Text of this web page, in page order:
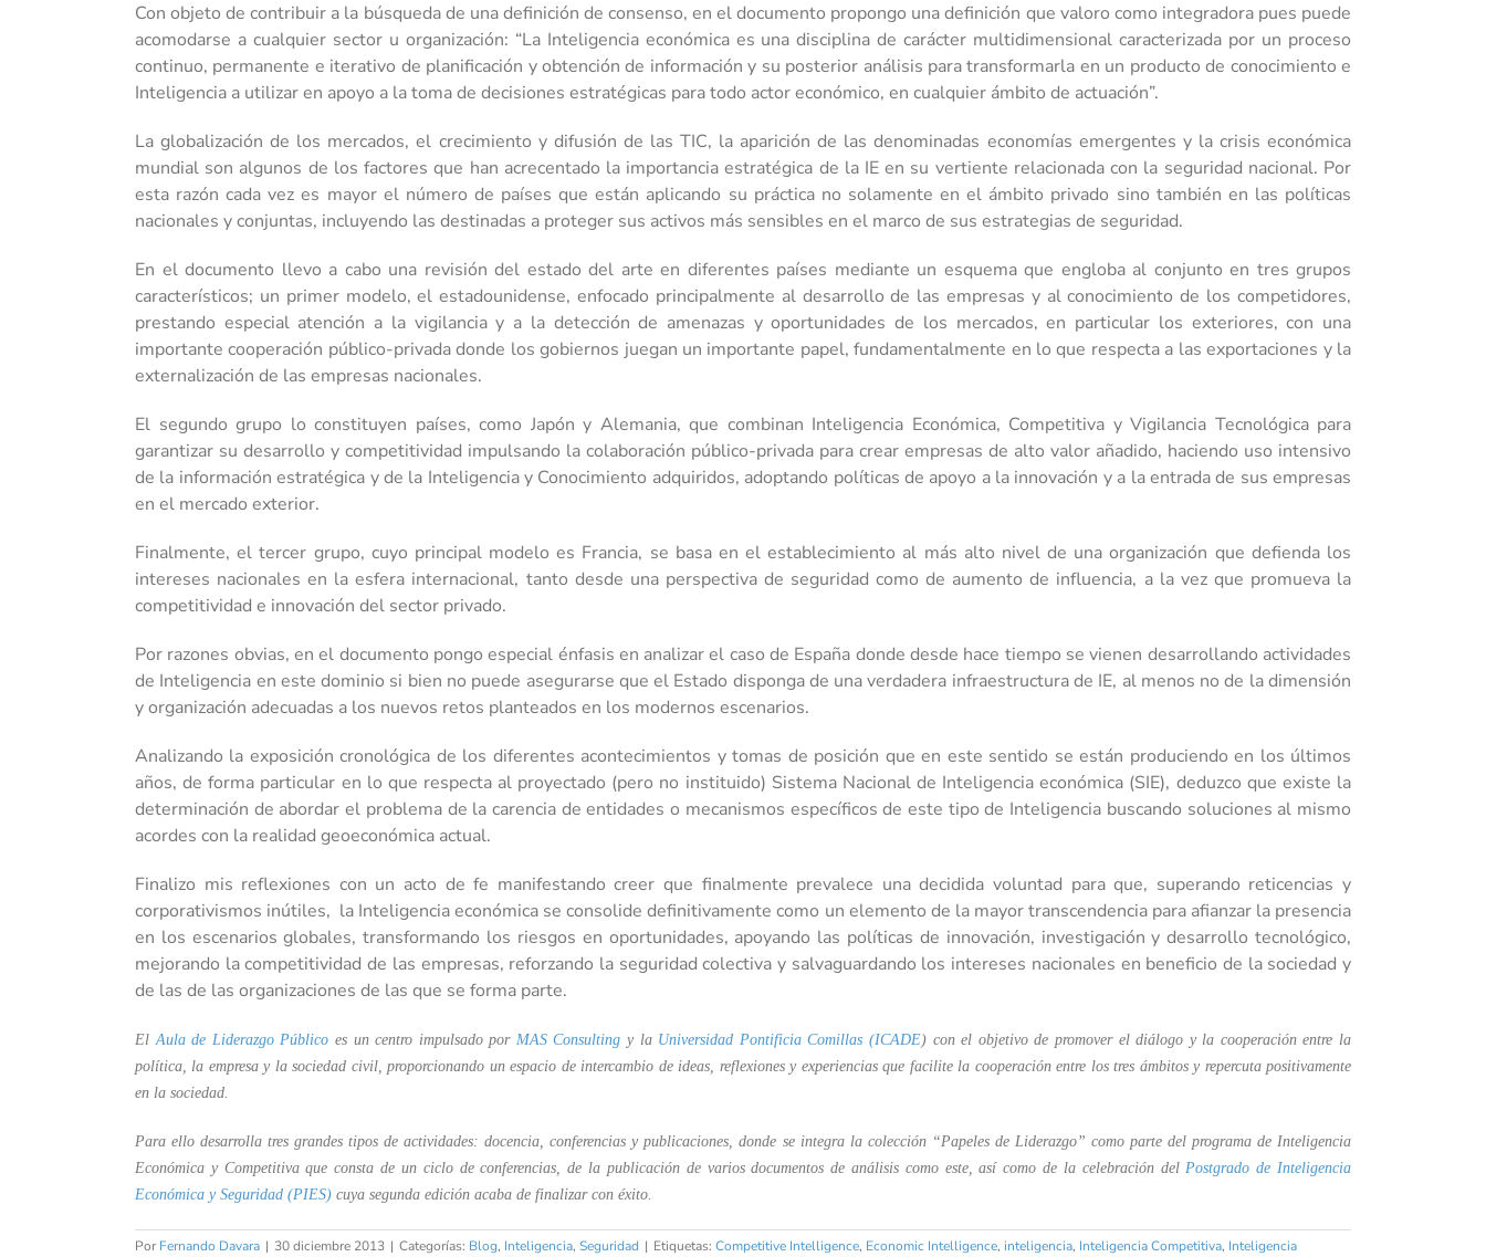
Con objeto de contribuir a la búsqueda de una definición de consenso, en el documento propongo una definición que valoro como integradora pues puede
acomodarse a cualquier sector u organización: “La Inteligencia económica es una disciplina de carácter multidimensional caracterizada por un proceso
continuo, permanente e iterativo de planificación y obtención de información y su posterior análisis para transformarla en un producto de conocimiento e
Inteligencia a utilizar en apoyo a la toma de decisiones estratégicas para todo actor económico, en cualquier ámbito de actuación”.
La globalización de los mercados, el crecimiento y difusión de las TIC, la aparición de las denominadas economías emergentes y la crisis económica
mundial son algunos de los factores que han acrecentado la importancia estratégica de la IE en su vertiente relacionada con la seguridad nacional. Por
esta razón cada vez es mayor el número de países que están aplicando su práctica no solamente en el ámbito privado sino también en las políticas
nacionales y conjuntas, incluyendo las destinadas a proteger sus activos más sensibles en el marco de sus estrategias de seguridad.
En el documento llevo a cabo una revisión del estado del arte en diferentes países mediante un esquema que engloba al conjunto en tres grupos
característicos; un primer modelo, el estadounidense, enfocado principalmente al desarrollo de las empresas y al conocimiento de los competidores,
prestando especial atención a la vigilancia y a la detección de amenazas y oportunidades de los mercados, en particular los exteriores, con una
importante cooperación público-privada donde los gobiernos juegan un importante papel, fundamentalmente en lo que respecta a las exportaciones y la
externalización de las empresas nacionales.
El segundo grupo lo constituyen países, como Japón y Alemania, que combinan Inteligencia Económica, Competitiva y Vigilancia Tecnológica para
garantizar su desarrollo y competitividad impulsando la colaboración público-privada para crear empresas de alto valor añadido, haciendo uso intensivo
de la información estratégica y de la Inteligencia y Conocimiento adquiridos, adoptando políticas de apoyo a la innovación y a la entrada de sus empresas
en el mercado exterior.
Finalmente, el tercer grupo, cuyo principal modelo es Francia, se basa en el establecimiento al más alto nivel de una organización que defienda los
intereses nacionales en la esfera internacional, tanto desde una perspectiva de seguridad como de aumento de influencia, a la vez que promueva la
competitividad e innovación del sector privado.
Por razones obvias, en el documento pongo especial énfasis en analizar el caso de España donde desde hace tiempo se vienen desarrollando actividades
de Inteligencia en este dominio si bien no puede asegurarse que el Estado disponga de una verdadera infraestructura de IE, al menos no de la dimensión
y organización adecuadas a los nuevos retos planteados en los modernos escenarios.
Analizando la exposición cronológica de los diferentes acontecimientos y tomas de posición que en este sentido se están produciendo en los últimos
años, de forma particular en lo que respecta al proyectado (pero no instituido) Sistema Nacional de Inteligencia económica (SIE), deduzco que existe la
determinación de abordar el problema de la carencia de entidades o mecanismos específicos de este tipo de Inteligencia buscando soluciones al mismo
acordes con la realidad geoeconómica actual.
Finalizo mis reflexiones con un acto de fe manifestando creer que finalmente prevalece una decidida voluntad para que, superando reticencias y
corporativismos inútiles, la Inteligencia económica se consolide definitivamente como un elemento de la mayor transcendencia para afianzar la presencia
en los escenarios globales, transformando los riesgos en oportunidades, apoyando las políticas de innovación, investigación y desarrollo tecnológico,
mejorando la competitividad de las empresas, reforzando la seguridad colectiva y salvaguardando los intereses nacionales en beneficio de la sociedad y
de las de las organizaciones de las que se forma parte.
ElAula de Liderazgo Público es un centro impulsado por MAS Consulting y la Universidad Pontificia Comillas (ICADE) con el objetivo de promover el diálogo y la cooperación entre la
política, la empresa y la sociedad civil, proporcionando un espacio de intercambio de ideas, reflexiones y experiencias que facilite la cooperación entre los tres ámbitos y repercuta positivamente
en la sociedad.
Para ello desarrolla tres grandes tipos de actividades: docencia, conferencias y publicaciones, donde se integra la colección “Papeles de Liderazgo” como parte del programa de Inteligencia
Económica y Competitiva que consta de un ciclo de conferencias, de la publicación de varios documentos de análisis como este, así como de la celebración delPostgrado de Inteligencia
Económica y Seguridad (PIES) cuya segunda edición acaba de finalizar con éxito.
Por Fernando Davara | 30 diciembre 2013 | Categorías: Blog, Inteligencia, Seguridad | Etiquetas: Competitive Intelligence, Economic Intelligence, inteligencia, Inteligencia Competitiva, Inteligencia